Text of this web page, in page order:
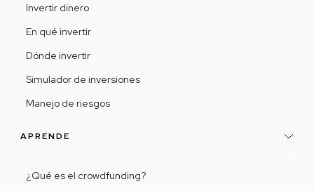
Invertir dinero
En qué invertir
Dónde invertir
Simulador de inversiones
Manejo de riesgos
APRENDE
¿Qué es el crowdfunding?